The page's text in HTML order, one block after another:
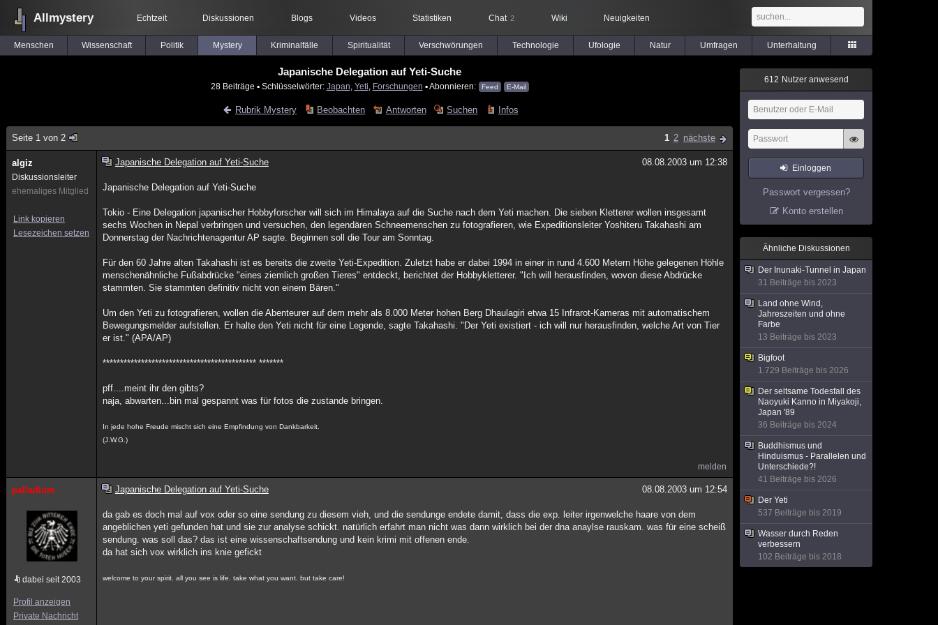
Allmystery Echtzeit Diskussionen Blogs Videos Statistiken Chat 2 Wiki Neuigkeiten
Menschen Wissenschaft Politik Mystery Kriminalfälle Spiritualität Verschwörungen Technologie Ufologie Natur Umfragen Unterhaltung
Japanische Delegation auf Yeti-Suche
28 Beiträge ▪ Schlüsselwörter: Japan Yeti Forschungen ▪ Abonnieren: Feed E-Mail
Rubrik Mystery Beobachten Antworten Suchen Infos
Seite 1 von 2 1 2 nächste
algiz
Diskussionsleiter
ehemaliges Mitglied
Link kopieren
Lesezeichen setzen
Japanische Delegation auf Yeti-Suche 08.08.2003 um 12:38
Japanische Delegation auf Yeti-Suche
Tokio - Eine Delegation japanischer Hobbyforscher will sich im Himalaya auf die Suche nach dem Yeti machen. Die sieben Kletterer wollen insgesamt
sechs Wochen in Nepal verbringen und versuchen, den legendären Schneemenschen zu fotografieren, wie Expeditionsleiter Yoshiteru Takahashi am
Donnerstag der Nachrichtenagentur AP sagte. Beginnen soll die Tour am Sonntag.
Für den 60 Jahre alten Takahashi ist es bereits die zweite Yeti-Expedition. Zuletzt habe er dabei 1994 in einer in rund 4.600 Metern Höhe gelegenen Höhle
menschenähnliche Fußabdrücke "eines ziemlich großen Tieres" entdeckt, berichtet der Hobbykletterer. "Ich will herausfinden, wovon diese Abdrücke
stammten. Sie stammten definitiv nicht von einem Bären."
Um den Yeti zu fotografieren, wollen die Abenteurer auf dem mehr als 8.000 Meter hohen Berg Dhaulagiri etwa 15 Infrarot-Kameras mit automatischem
Bewegungsmelder aufstellen. Er halte den Yeti nicht für eine Legende, sagte Takahashi. "Der Yeti existiert - ich will nur herausfinden, welche Art von Tier
er ist." (APA/AP)
******************************************** *******
pff....meint ihr den gibts?
naja, abwarten...bin mal gespannt was für fotos die zustande bringen.
In jede hohe Freude mischt sich eine Empfindung von Dankbarkeit.
(J.W.G.)
melden
palladium
dabei seit 2003
Profil anzeigen
Private Nachricht
Japanische Delegation auf Yeti-Suche 08.08.2003 um 12:54
da gab es doch mal auf vox oder so eine sendung zu diesem vieh, und die sendunge endete damit, dass die exp. leiter irgenwelche haare von dem
angeblichen yeti gefunden hat und sie zur analyse schickt. natürlich erfahrt man nicht was dann wirklich bei der dna anaylse rauskam. was für eine scheiß
sendung. was soll das? das ist eine wissenschaftsendung und kein krimi mit offenen ende.
da hat sich vox wirklich ins knie gefickt
welcome to your spirit. all you see is life. take what you want. but take care!
612 Nutzer anwesend
Einloggen
Passwort vergessen?
Konto erstellen
Ähnliche Diskussionen
Der Inunaki-Tunnel in Japan
31 Beiträge bis 2023
Land ohne Wind,
Jahreszeiten und ohne
Farbe
13 Beiträge bis 2023
Bigfoot
1.729 Beiträge bis 2026
Der seltsame Todesfall des
Naoyuki Kanno in Miyakoji,
Japan '89
36 Beiträge bis 2024
Buddhismus und
Hinduismus - Parallelen und
Unterschiede?!
41 Beiträge bis 2026
Der Yeti
537 Beiträge bis 2019
Wasser durch Reden
verbessern
102 Beiträge bis 2018